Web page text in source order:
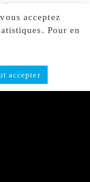
!
acceptez
Pour en
accepter